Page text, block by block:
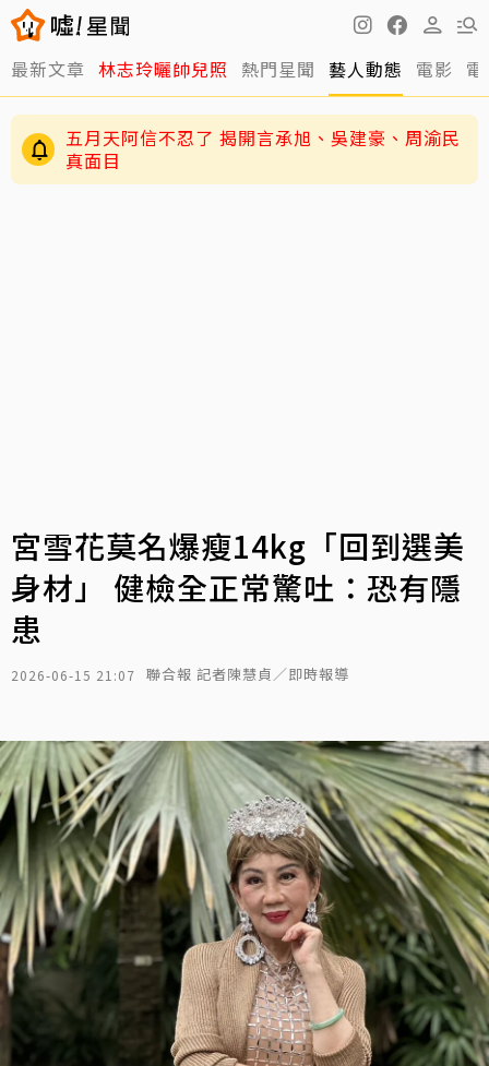
最新文章 林志玲曬帥兒照 熱門星聞 藝人動態 電影
五月天阿信不忍了 揭開言承旭、吳建豪、周渝民
真面目
宮雪花莫名爆瘦14kg「回到選美
身材」 健檢全正常驚吐：恐有隱
患
2026-06-15 21:07 聯合報 記者陳慧貞／即時報導